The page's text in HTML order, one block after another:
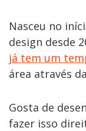
Nasceu no
design desde
já tem um
área através
Gosta de
fazer isso